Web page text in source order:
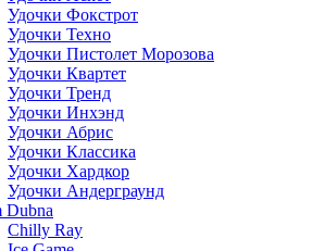
Удочки Фокстрот
Удочки Техно
Удочки Пистолет Морозова
Удочки Квартет
Удочки Тренд
Удочки Инхэнд
Удочки Абрис
Удочки Классика
Удочки Хардкор
Удочки Андерграунд
Dubna
Chilly Ray